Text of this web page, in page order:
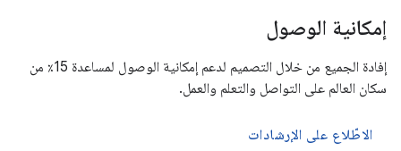
إمكانية الوصول
إفادة الجميع من خلال التصميم لدعم إمكانية الوصول لمساعدة 15٪ من
سكان العالم على التواصل والتعلم والعمل.
الاطّلاع على الإرشادات